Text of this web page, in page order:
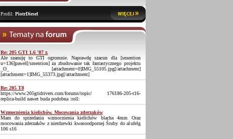
Profil: PiotrDiesel
Re: 205 GTI 1.6 '87 r.
Ale szanuję to GTI ogromnie. Naprawdę szacun dla [smention
u=136]pawel[/smention] za zbudowanie tak fantastycznego projektu
_O_ [attachment=0]IMG_55105.jpg[/attachment]
[attachment=1]IMG_55373.jpg[/attachment]
Re: 205 T8
https://www.205gtidrivers.com/forums/topic/ 176186-205-t16-
replica-build nawet buda podobna :roll:
Wzmocnienia kielichów. Mocowania zderzaków
Mam do sprzedania wzmocnienia kielichów blacha 4mm Oraz
mocowania zderzaków z nierdzewki kwasoodpornej Śruby do alufelg
106 s16